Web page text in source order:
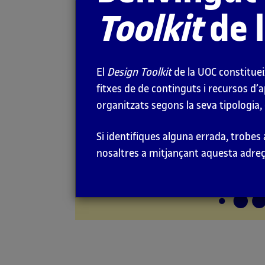
Economia de
MIRADES
Toolkitde
El Design Toolkitde la UOC
fitxes de de continguts i recursos
organitzats segons la seva
Si identifiques alguna errada,
nosaltres a mitjançant aquesta